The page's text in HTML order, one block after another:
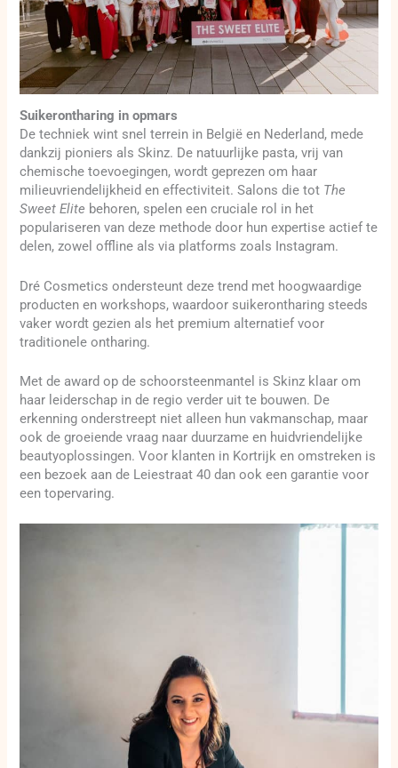
Suikerontharing in opmars
De techniek wint snel terrein in België en Nederland, mede
dankzij pioniers als Skinz. De natuurlijke pasta, vrij van
chemische toevoegingen, wordt geprezen om haar
milieuvriendelijkheid en effectiviteit. Salons die tot The
Sweet Elite behoren, spelen een cruciale rol in het
populariseren van deze methode door hun expertise actief te
delen, zowel offline als via platforms zoals Instagram.
Dré Cosmetics ondersteunt deze trend met hoogwaardige
producten en workshops, waardoor suikerontharing steeds
vaker wordt gezien als het premium alternatief voor
traditionele ontharing.
Met de award op de schoorsteenmantel is Skinz klaar om
haar leiderschap in de regio verder uit te bouwen. De
erkenning onderstreept niet alleen hun vakmanschap, maar
ook de groeiende vraag naar duurzame en huidvriendelijke
beautyoplossingen. Voor klanten in Kortrijk en omstreken is
een bezoek aan de Leiestraat 40 dan ook een garantie voor
een topervaring.